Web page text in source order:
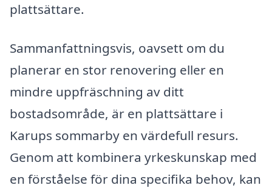
plattsättare.
Sammanfattningsvis, oavsett om du
planerar en stor renovering eller en
mindre uppfräschning av ditt
bostadsområde, är en plattsättare i
Karups sommarby en värdefull resurs.
Genom att kombinera yrkeskunskap med
en förståelse för dina specifika behov, kan